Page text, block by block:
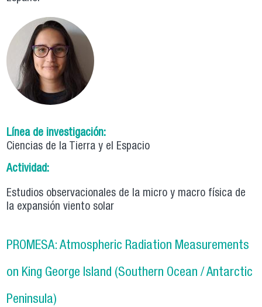
Línea de investigación:
Ciencias de la Tierra y el Espacio
Actividad:
Estudios observacionales de la micro y macro física de
la expansión viento solar
PROMESA: Atmospheric Radiation Measurements
on King George Island (Southern Ocean / Antarctic
Peninsula)